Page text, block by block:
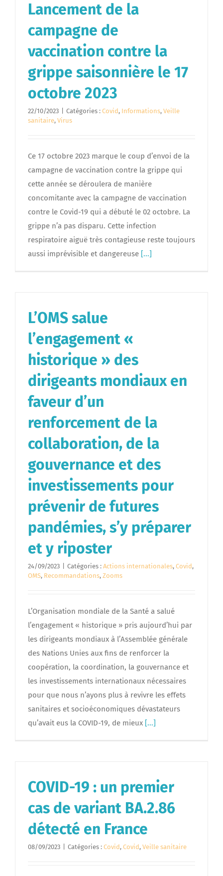
Lancement de la
campagne de
vaccination contre la
grippe saisonnière le 17
octobre 2023
22/10/2023 Catégories : Covid, Informations, Veille
sanitaire, Virus
Ce 17 octobre 2023 marque le coup d’envoi de la
campagne de vaccination contre la grippe qui
cette année se déroulera de manière
concomitante avec la campagne de vaccination
contre le Covid-19 qui a débuté le 02 octobre. La
grippe n’a pas disparu. Cette infection
respiratoire aiguë très contagieuse reste toujours
aussi imprévisible et dangereuse [...]
L’OMS salue
l’engagement «
historique » des
dirigeants mondiaux en
faveur d’un
renforcement de la
collaboration, de la
gouvernance et des
investissements pour
prévenir de futures
pandémies, s’y préparer
et y riposter
24/09/2023 Catégories : Actions internationales, Covid,
OMS, Recommandations, Zooms
L’Organisation mondiale de la Santé a salué
l’engagement « historique » pris aujourd’hui par
les dirigeants mondiaux à l’Assemblée générale
des Nations Unies aux fins de renforcer la
coopération, la coordination, la gouvernance et
les investissements internationaux nécessaires
pour que nous n’ayons plus à revivre les effets
sanitaires et socioéconomiques dévastateurs
qu’avait eus la COVID-19, de mieux [...]
COVID-19 : un premier
cas de variant BA.2.86
détecté en France
08/09/2023 Catégories : Covid, Covid, Veille sanitaire